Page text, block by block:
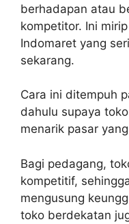
berhadapan atau
kompetitor. Ini
Indomaret yang
sekarang.
Cara ini ditempuh
dahulu supaya
menarik pasar
Bagi pedagang,
kompetitif,
mengusung
toko berdekatan